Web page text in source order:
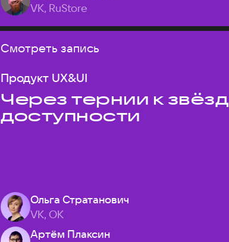
VK, RuStore
Смотреть запись
Продукт UX&UI
Через тернии к
доступности
Ольга Стратанович
VK, ОК
Артём Плаксин